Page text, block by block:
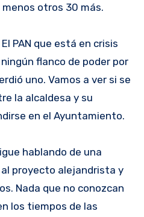
otros 30 más.
PAN que está en crisis
flanco de poder por
uno. Vamos a ver si se
la alcaldesa y su
en el Ayuntamiento.
hablando de una
proyecto alejandrista y
Nada que no conozcan
los tiempos de las